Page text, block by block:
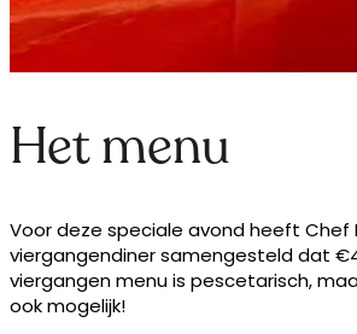
Het menu
Voor deze speciale avond heeft Chef
viergangendiner samengesteld dat
viergangen menu is pescetarisch,
ook mogelijk!